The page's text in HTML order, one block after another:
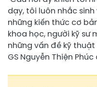
dạy, tôi luôn nhắc
những kiến thức cơ
khoa học, người kỹ sư
những vấn đề kỹ
GS Nguyễn Thiện Phúc